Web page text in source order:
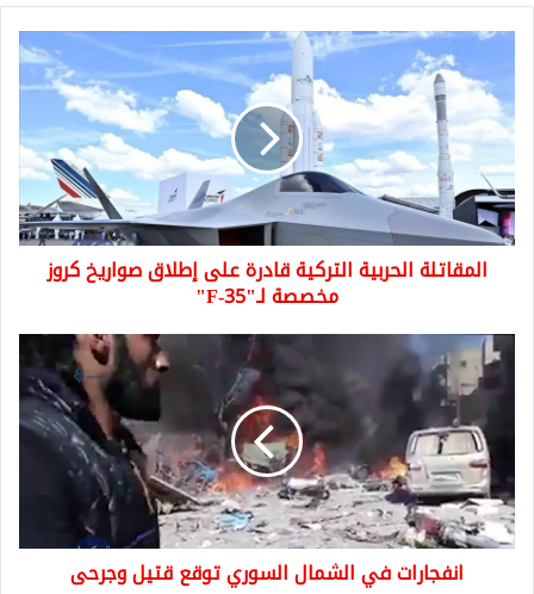
المقاتلة
التركية
قادرة
على
إطلاق
صواريخ
كروز
مخصصة
المقاتلة الحربية التركية قادرة على إطلاق صواريخ كروز
مخصصة لـ"F-35"
انفجارات
في
الشمال
السوري
توقع
قتيل
وجرحى
انفجارات في الشمال السوري توقع قتيل وجرحى